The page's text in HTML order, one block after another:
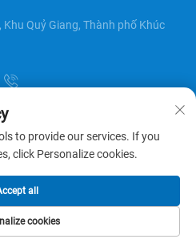
Quỷ Giang, Thành phố Khúc
protected]
Co.,Ltd. Đã được bảo lưu Chính
mật
to provide our services. If you
click Personalize cookies.
cookies
all